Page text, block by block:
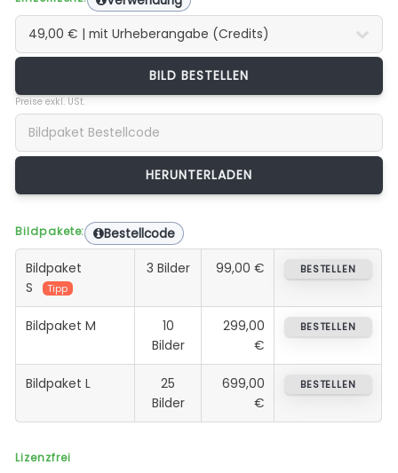
BILD BESTELLEN
Preise exkl. USt.
Bildpakete: Bestellcode
Bildpaket
S
Tipp
3 Bilder 99,00 € BESTELLEN
Bildpaket M
10
Bilder
299,00
€
BESTELLEN
Bildpaket L
25
Bilder
699,00
€
BESTELLEN
Lizenzfrei